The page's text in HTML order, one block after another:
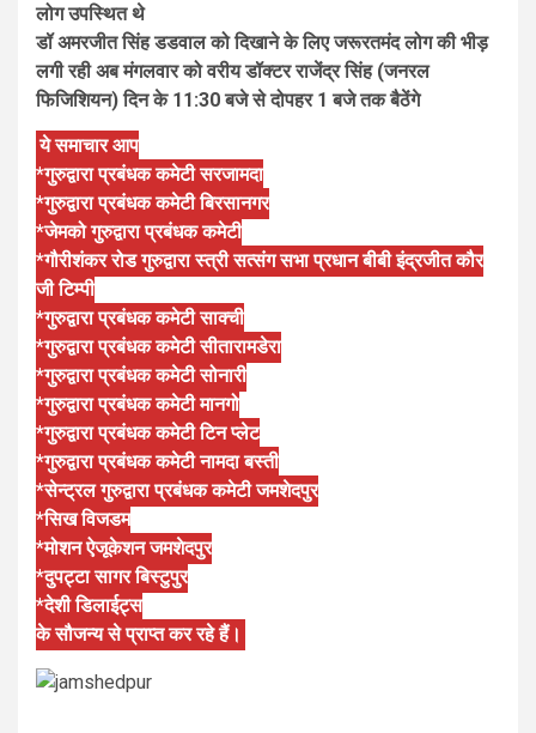
लोग उपस्थित थे
डॉ अमरजीत सिंह डडवाल को दिखाने के लिए जरूरतमंद लोग की भीड़
लगी रही अब मंगलवार को वरीय डॉक्टर राजेंद्र सिंह (जनरल
फिजिशियन) दिन के 11:30 बजे से दोपहर 1 बजे तक बैठेंगे
ये समाचार आप
*गुरुद्वारा प्रबंधक कमेटी सरजामदा
*गुरुद्वारा प्रबंधक कमेटी बिरसानगर
*जेमको गुरुद्वारा प्रबंधक कमेटी
*गौरीशंकर रोड गुरुद्वारा स्त्री सत्संग सभा प्रधान बीबी इंद्रजीत कौर
जी टिम्पी
*गुरुद्वारा प्रबंधक कमेटी साक्ची
*गुरुद्वारा प्रबंधक कमेटी सीतारामडेरा
*गुरुद्वारा प्रबंधक कमेटी सोनारी
*गुरुद्वारा प्रबंधक कमेटी मानगो
*गुरुद्वारा प्रबंधक कमेटी टिन प्लेट
*गुरुद्वारा प्रबंधक कमेटी नामदा बस्ती
*सेन्ट्रल गुरुद्वारा प्रबंधक कमेटी जमशेदपुर
*सिख विजडम
*मोशन ऐजूकेशन जमशेदपुर
*दुपट्टा सागर बिस्टुपुर
*देशी डिलाईट्स
के सौजन्य से प्राप्त कर रहे हैं।